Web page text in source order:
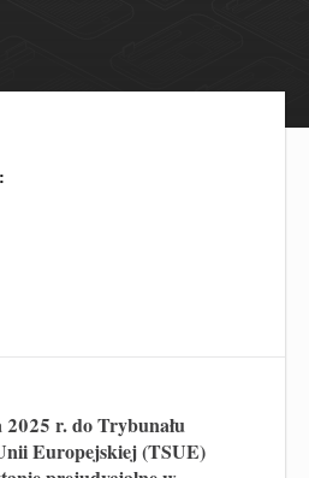
r. do Trybunału
Europejskiej (TSUE)